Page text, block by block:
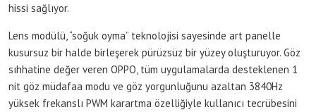
hissi sağlıyor.
Lens modülü, “soğuk oyma” teknolojisi sayesinde art panelle
kusursuz bir halde birleşerek pürüzsüz bir yüzey oluşturuyor. Göz
sıhhatine değer veren OPPO, tüm uygulamalarda desteklenen 1
nit göz müdafaa modu ve göz yorgunluğunu azaltan 3840Hz
yüksek frekanslı PWM karartma özelliğiyle kullanıcı tecrübesini